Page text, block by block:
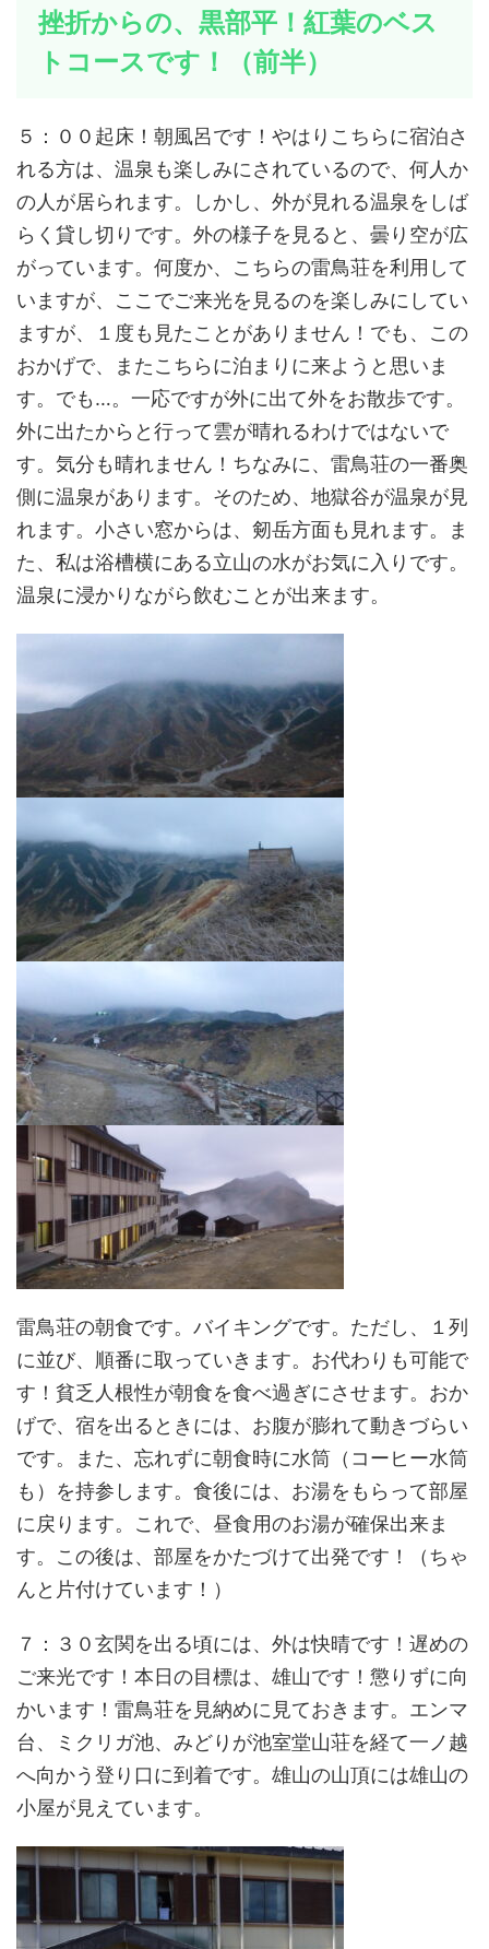
挫折からの、黒部平！紅葉のベス
トコースです！（前半）
５：００起床！朝風呂です！やはりこちらに宿泊さ
れる方は、温泉も楽しみにされているので、何人か
の人が居られます。しかし、外が見れる温泉をしば
らく貸し切りです。外の様子を見ると、曇り空が広
がっています。何度か、こちらの雷鳥荘を利用して
いますが、ここでご来光を見るのを楽しみにしてい
ますが、１度も見たことがありません！でも、この
おかげで、またこちらに泊まりに来ようと思いま
す。でも…。一応ですが外に出て外をお散歩です。
外に出たからと行って雲が晴れるわけではないで
す。気分も晴れません！ちなみに、雷鳥荘の一番奥
側に温泉があります。そのため、地獄谷が温泉が見
れます。小さい窓からは、剱岳方面も見れます。ま
た、私は浴槽横にある立山の水がお気に入りです。
温泉に浸かりながら飲むことが出来ます。
雷鳥荘の朝食です。バイキングです。ただし、１列
に並び、順番に取っていきます。お代わりも可能で
す！貧乏人根性が朝食を食べ過ぎにさせます。おか
げで、宿を出るときには、お腹が膨れて動きづらい
です。また、忘れずに朝食時に水筒（コーヒー水筒
も）を持参します。食後には、お湯をもらって部屋
に戻ります。これで、昼食用のお湯が確保出来ま
す。この後は、部屋をかたづけて出発です！（ちゃ
んと片付けています！）
７：３０玄関を出る頃には、外は快晴です！遅めの
ご来光です！本日の目標は、雄山です！懲りずに向
かいます！雷鳥荘を見納めに見ておきます。エンマ
台、ミクリガ池、みどりが池室堂山荘を経て一ノ越
へ向かう登り口に到着です。雄山の山頂には雄山の
小屋が見えています。